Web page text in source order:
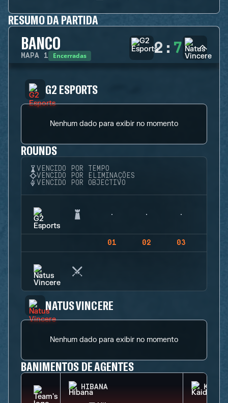
RESUMO DA PARTIDA
BANCO
MAPA 1 Encerradas 2 : 7
G2 ESPORTS
Nenhum dado para exibir no momento
ROUNDS
VENCIDO POR TEMPO
VENCIDO POR ELIMINAÇÕES
VENCIDO POR OBJECTIVO
01 02 03
NATUS VINCERE
Nenhum dado para exibir no momento
BANIMENTOS DE AGENTES
HIBANA KAID